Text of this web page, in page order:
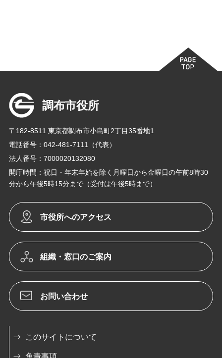
調布市役所
〒182-8511 東京都調布市小島町2丁目35番地1
電話番号：042-481-7111（代表）
法人番号：7000020132080
開庁時間：祝日・年末年始を除く月曜日から金曜日の午前8時30
分から午後5時15分まで（受付は午後5時まで）
市役所へのアクセス
組織・窓口のご案内
お問い合わせ
このサイトについて
免責事項